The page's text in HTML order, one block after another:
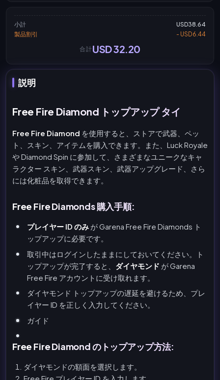
小計
USD38.64
製品割引
- USD6.44
合計USD 32.20
説明
Free Fire Diamond トップアップ タイ
Free Fire Diamond を使用すると、ストアで武器、ペッ
ト、スキン、アイテムを購入できます。また、Luck Royale
や Diamond Spin に参加して、さまざまなユニークなキャ
ラクター スキン、武器スキン、武器アップグレード、さら
には化粧品を取得できます。
Free Fire Diamonds 購入手順:
プレイヤー ID のみ が Garena Free Fire Diamonds ト
ップアップに必要です。
取引中はログインしたままにしておいてください。ト
ップアップが完了すると、 ダイヤモンド が Garena
Free Fire アカウントに受け取れます。
ダイヤモンド トップアップの遅延を避けるため、プレ
イヤー ID を正しく入力してください。
ガイド
Free Fire Diamond のトップアップ方法:
ダイヤモンドの額面を選択します。